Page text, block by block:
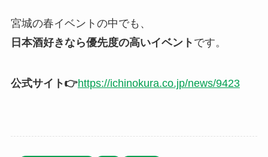
宮城の春イベントの中でも、
日本酒好きなら優先度の高いイベント です。
公式サイト👉https://ichinokura.co.jp/news/9423